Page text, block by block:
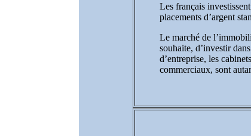
Les français
placements d’argent
Le marché de
souhaite, d’investir
d’entreprise, les
commerciaux, sont